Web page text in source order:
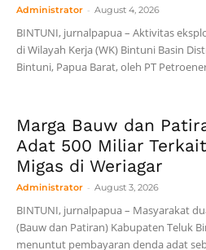
Administrator - August 4, 2026
BINTUNI, jurnalpapua – Aktivitas
di Wilayah Kerja (WK) Bintuni Basin
Bintuni, Papua Barat, oleh PT
Marga Bauw dan
Adat 500 Miliar
Migas di Weriagar
Administrator - August 3, 2026
BINTUNI, jurnalpapua – Masyarakat
(Bauw dan Patiran) Kabupaten Teluk
menuntut pembayaran denda adat